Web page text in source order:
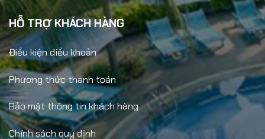
HỖ TRỢ KHÁCH HÀNG
Điều kiện điều khoản
Phương thức thanh toán
Bảo mật thông tin khách hàng
Chính sách quy định